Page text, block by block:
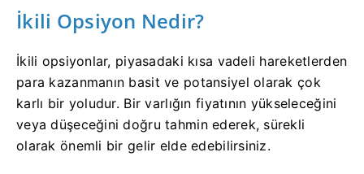
İkili Opsiyon Nedir?
İkili opsiyonlar, piyasadaki kısa vadeli hareketlerden
para kazanmanın basit ve potansiyel olarak çok
karlı bir yoludur. Bir varlığın fiyatının yükseleceğini
veya düşeceğini doğru tahmin ederek, sürekli
olarak önemli bir gelir elde edebilirsiniz.